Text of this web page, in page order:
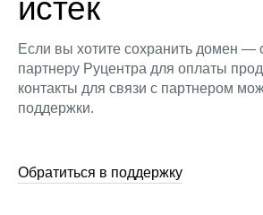
истек
Если вы хотите сохранить домен —
партнеру Руцентра для оплаты
контакты для связи с партнером
поддержки.
Обратиться в поддержку